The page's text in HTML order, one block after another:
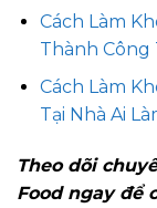
Cách Làm
Thành Công
Cách Làm
Tại Nhà Ai
Theo dõi
Food ngay để